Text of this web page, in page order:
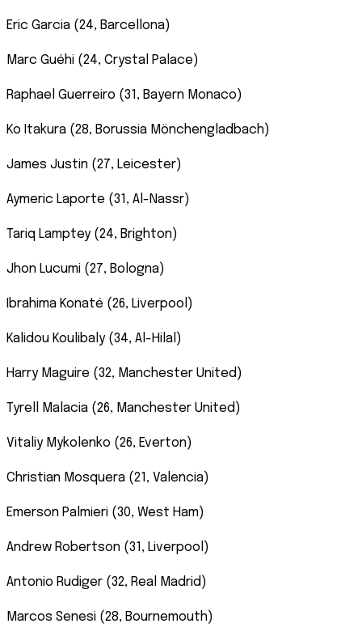
Eric Garcia (24, Barcellona)
Marc Guéhi (24, Crystal Palace)
Raphael Guerreiro (31, Bayern Monaco)
Ko Itakura (28, Borussia Mönchengladbach)
James Justin (27, Leicester)
Aymeric Laporte (31, Al-Nassr)
Tariq Lamptey (24, Brighton)
Jhon Lucumi (27, Bologna)
Ibrahima Konaté (26, Liverpool)
Kalidou Koulibaly (34, Al-Hilal)
Harry Maguire (32, Manchester United)
Tyrell Malacia (26, Manchester United)
Vitaliy Mykolenko (26, Everton)
Christian Mosquera (21, Valencia)
Emerson Palmieri (30, West Ham)
Andrew Robertson (31, Liverpool)
Antonio Rudiger (32, Real Madrid)
Marcos Senesi (28, Bournemouth)